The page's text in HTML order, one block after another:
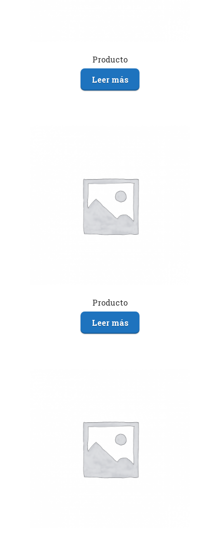
Producto
Leer más
Producto
Leer más